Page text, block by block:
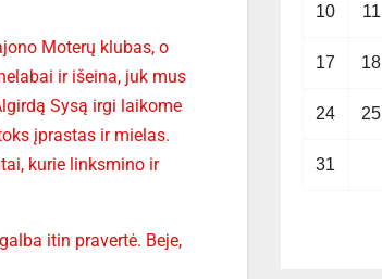
Moterų klubas, o
ir išeina, juk mus
Sysą irgi laikome
įprastas ir mielas.
kurie linksmino ir
itin pravertė. Beje,
10 11
17 18
24 25
31